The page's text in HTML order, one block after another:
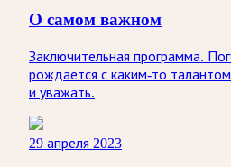
О самом важном
Заключительная программа.
рождается с каким-то
и уважать.
29 апреля 2023